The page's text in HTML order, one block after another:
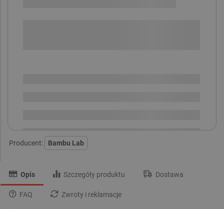
Producent: Bambu Lab
Opis Szczegóły produktu Dostawa
FAQ Zwroty i reklamacje